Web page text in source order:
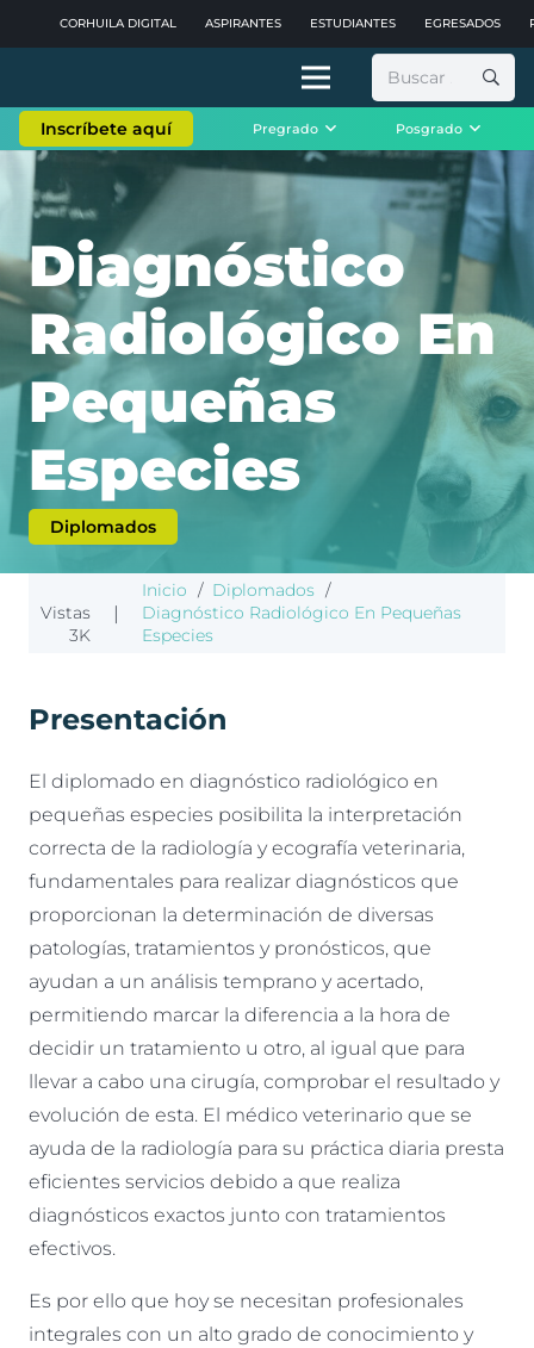
CORHUILA DIGITAL ASPIRANTES ESTUDIANTES EGRESADOS
Buscar:
Inscríbete aquí Pregrado Posgrado
Diagnóstico
Radiológico En
Pequeñas
Especies
Diplomados
Vistas
3K
|
Inicio / Diplomados /
Diagnóstico Radiológico En Pequeñas
Especies
Presentación
El diplomado en diagnóstico radiológico en
pequeñas especies posibilita la interpretación
correcta de la radiología y ecografía veterinaria,
fundamentales para realizar diagnósticos que
proporcionan la determinación de diversas
patologías, tratamientos y pronósticos, que
ayudan a un análisis temprano y acertado,
permitiendo marcar la diferencia a la hora de
decidir un tratamiento u otro, al igual que para
llevar a cabo una cirugía, comprobar el resultado y
evolución de esta. El médico veterinario que se
ayuda de la radiología para su práctica diaria presta
eficientes servicios debido a que realiza
diagnósticos exactos junto con tratamientos
efectivos.
Es por ello que hoy se necesitan profesionales
integrales con un alto grado de conocimiento y